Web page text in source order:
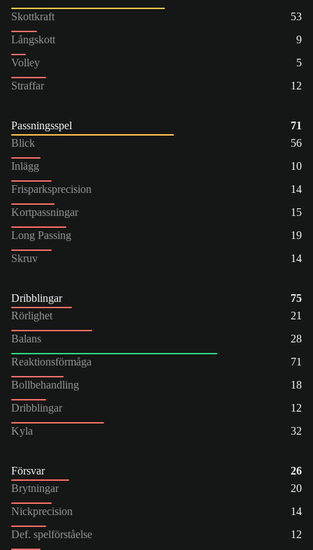
Skottkraft
53
Långskott
9
Volley
5
Straffar
12
Passningsspel
71
Blick
56
Inlägg
10
Frisparksprecision
14
Kortpassningar
15
Long Passing
19
Skruv
14
Dribblingar
75
Rörlighet
21
Balans
28
Reaktionsförmåga
71
Bollbehandling
18
Dribblingar
12
Kyla
32
Försvar
26
Brytningar
20
Nickprecision
14
Def. spelförståelse
12